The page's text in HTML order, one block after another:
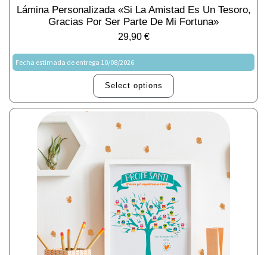
Lámina Personalizada «Si La Amistad Es Un Tesoro,
Gracias Por Ser Parte De Mi Fortuna»
29,90 €
Fecha estimada de entrega 10/08/2026
Select options